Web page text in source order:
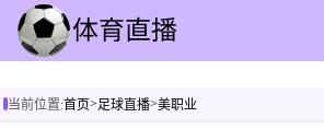
足球直播
当前位置:首页>足球直播>美职业